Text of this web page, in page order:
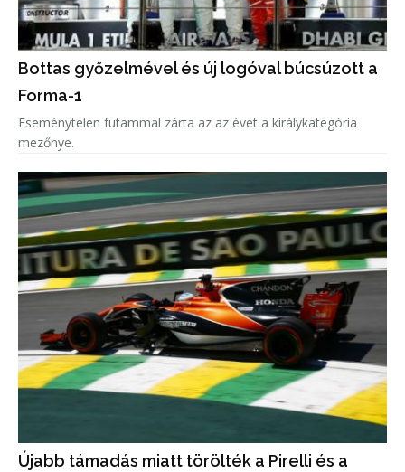
Bottas győzelmével és új logóval búcsúzott a
Forma-1
Eseménytelen futammal zárta az az évet a királykategória
mezőnye.
Újabb támadás miatt törölték a Pirelli és a